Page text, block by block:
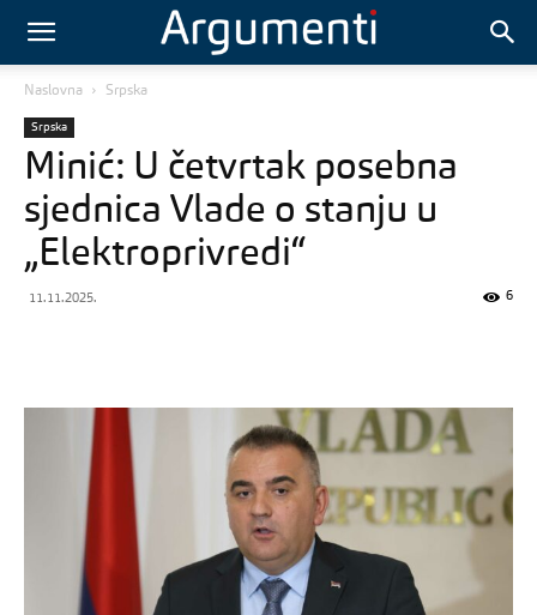
Naslovna Srpska
Srpska
Minić: U četvrtak posebna
sjednica Vlade o stanju u
„Elektroprivredi“
11.11.2025. 6